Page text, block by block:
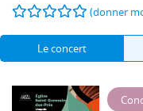
(donner
Le concert